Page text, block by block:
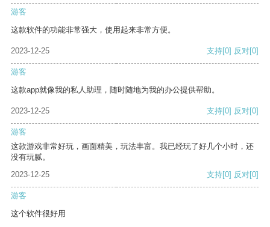
游客
这款软件的功能非常强大，使用起来非常方便。
2023-12-25 支持[0] 反对[0]
游客
这款app就像我的私人助理，随时随地为我的办公提供帮助。
2023-12-25 支持[0] 反对[0]
游客
这款游戏非常好玩，画面精美，玩法丰富。我已经玩了好几个小时，还
没有玩腻。
2023-12-25
支持[0] 反对[0]
游客
这个软件很好用